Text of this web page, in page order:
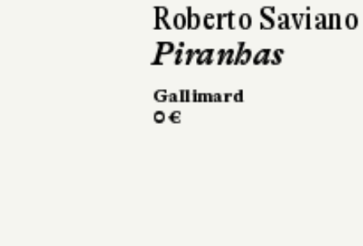
Louise Penny
La Faille en
toute chose